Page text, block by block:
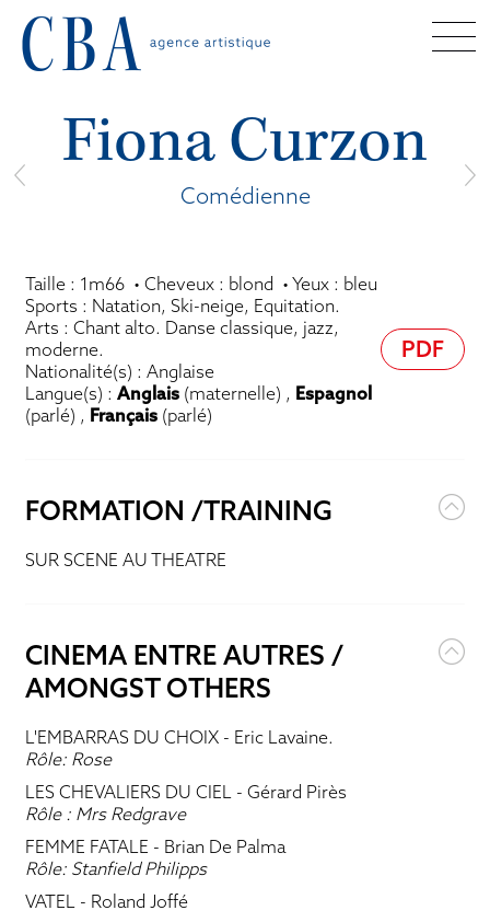
Fiona Curzon
Comédienne
Taille : 1m66 • Cheveux : blond • Yeux : bleu
Sports : Natation, Ski-neige, Equitation.
Arts : Chant alto. Danse classique, jazz,
moderne.
Nationalité(s) : Anglaise
Langue(s) :Anglais (maternelle) , Espagnol
(parlé) , Français (parlé)
PDF
FORMATION /TRAINING
SUR SCENE AU THEATRE
CINEMA ENTRE AUTRES /
AMONGST OTHERS
L'EMBARRAS DU CHOIX - Eric Lavaine.
Rôle: Rose
LES CHEVALIERS DU CIEL - Gérard Pirès
Rôle : Mrs Redgrave
FEMME FATALE - Brian De Palma
Rôle: Stanfield Philipps
VATEL - Roland Joffé